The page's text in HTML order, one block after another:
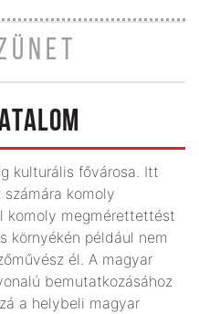
kulturális fővárosa. Itt
komoly
komoly megmérettettést
környékén például nem
él. A magyar
bemutatkozásához
a helybeli magyar